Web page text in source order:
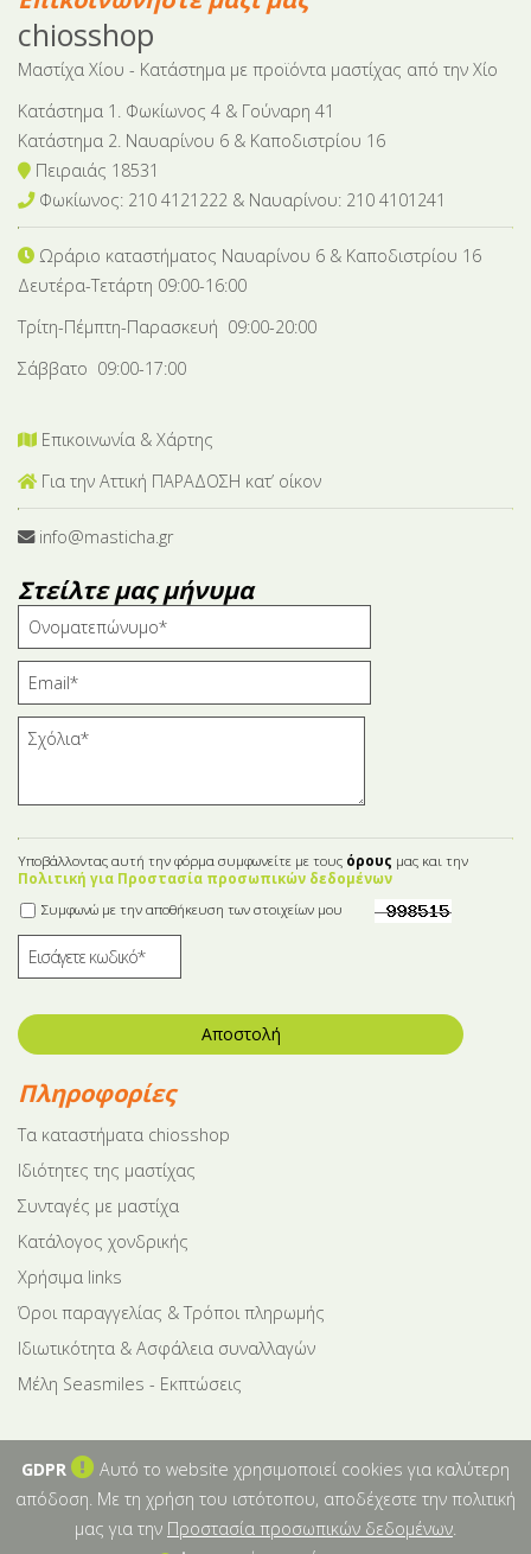
chiosshop
Μαστίχα Χίου - Κατάστημα με προϊόντα μαστίχας από την Χίο
Κατάστημα 1. Φωκίωνος 4 & Γούναρη 41
Κατάστημα 2. Ναυαρίνου 6 & Καποδιστρίου 16
Πειραιάς 18531
Φωκίωνος: 210 4121222 & Nαυαρίνου: 210 4101241
Ωράριο καταστήματος Ναυαρίνου 6 & Καποδιστρίου 16
Δευτέρα-Tετάρτη 09:00-16:00
Τρίτη-Πέμπτη-Παρασκευή 09:00-20:00
Σάββατο 09:00-17:00
Επικοινωνία & Χάρτης
Για την Αττική ΠΑΡΑΔΟΣΗ κατ’ οίκον
info@masticha.gr
Στείλτε μας μήνυμα
Υποβάλλοντας αυτή την φόρμα συμφωνείτε με τους όρους μας και την
Πολιτική για Προστασία προσωπικών δεδομένων
Συμφωνώ με την αποθήκευση των στοιχείων μου
Αποστολή
Πληροφορίες
Tα καταστήματα chiosshop
Ιδιότητες της μαστίχας
Συνταγές με μαστίχα
Κατάλογος χονδρικής
Χρήσιμα links
Όροι παραγγελίας & Τρόποι πληρωμής
Ιδιωτικότητα & Ασφάλεια συναλλαγών
Μέλη Seasmiles - Εκπτώσεις
GDPR
Αυτό το website χρησιμοποιεί cookies για καλύτερη
απόδοση. Με τη χρήση του ιστότοπου, αποδέχεστε την πολιτική
μας για την Προστασία προσωπικών δεδομένων.